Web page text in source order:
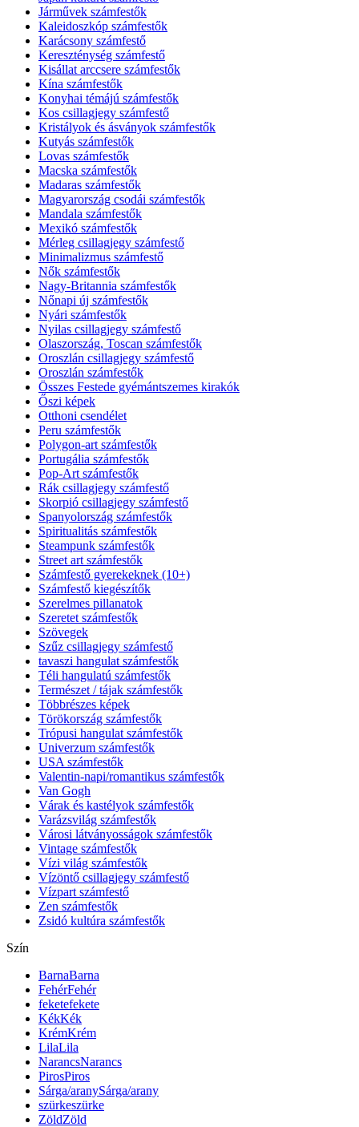
Járművek számfestők
Kaleidoszkóp számfestők
Karácsony számfestő
Kereszténység számfestő
Kisállat arccsere számfestők
Kína számfestők
Konyhai témájú számfestők
Kos csillagjegy számfestő
Kristályok és ásványok számfestők
Kutyás számfestők
Lovas számfestők
Macska számfestők
Madaras számfestők
Magyarország csodái számfestők
Mandala számfestők
Mexikó számfestők
Mérleg csillagjegy számfestő
Minimalizmus számfestő
Nők számfestők
Nagy-Britannia számfestők
Nőnapi új számfestők
Nyári számfestők
Nyilas csillagjegy számfestő
Olaszország, Toscan számfestők
Oroszlán csillagjegy számfestő
Oroszlán számfestők
Összes Festede gyémántszemes kirakók
Őszi képek
Otthoni csendélet
Peru számfestők
Polygon-art számfestők
Portugália számfestők
Pop-Art számfestők
Rák csillagjegy számfestő
Skorpió csillagjegy számfestő
Spanyolország számfestők
Spiritualitás számfestők
Steampunk számfestők
Street art számfestők
Számfestő gyerekeknek (10+)
Számfestő kiegészítők
Szerelmes pillanatok
Szeretet számfestők
Szövegek
Szűz csillagjegy számfestő
tavaszi hangulat számfestők
Téli hangulatú számfestők
Természet / tájak számfestők
Többrészes képek
Törökország számfestők
Trópusi hangulat számfestők
Univerzum számfestők
USA számfestők
Valentin-napi/romantikus számfestők
Van Gogh
Várak és kastélyok számfestők
Varázsvilág számfestők
Városi látványosságok számfestők
Vintage számfestők
Vízi világ számfestők
Vízöntő csillagjegy számfestő
Vízpart számfestő
Zen számfestők
Zsidó kultúra számfestők
Szín
BarnaBarna
FehérFehér
feketefekete
KékKék
KrémKrém
LilaLila
NarancsNarancs
PirosPiros
Sárga/aranySárga/arany
szürkeszürke
ZöldZöld